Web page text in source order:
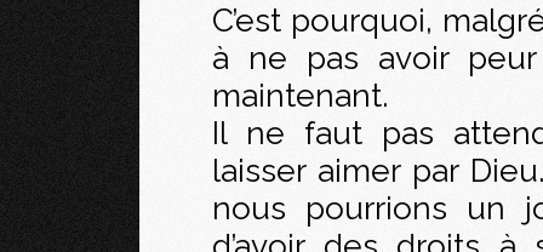
C’est pourquoi,
à ne pas avoir
maintenant.
Il ne faut pas
laisser aimer par
nous pourrions un